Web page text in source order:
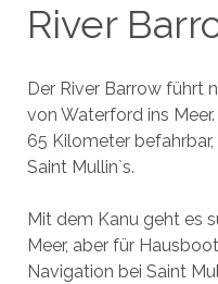
River
Der River Barrow führt
von Waterford ins
65 Kilometer
Saint Mullin`s.
Mit dem Kanu geht es
Meer, aber für
Navigation bei Saint